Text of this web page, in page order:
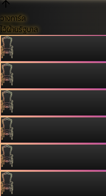
วางการ์ด
ไว้ฝ่ายรัฐบาล